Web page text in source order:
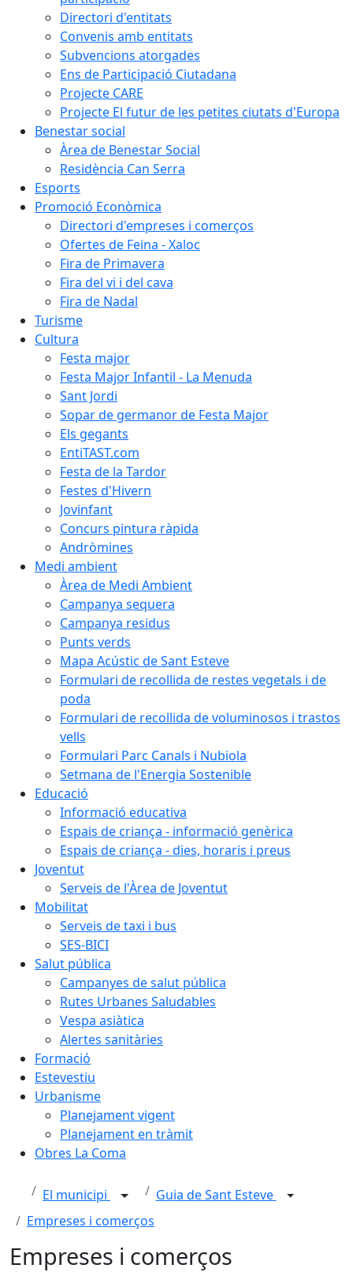
Directori d'entitats
Convenis amb entitats
Subvencions atorgades
Ens de Participació Ciutadana
Projecte CARE
Projecte El futur de les petites ciutats d'Europa
Benestar social
Àrea de Benestar Social
Residència Can Serra
Esports
Promoció Econòmica
Directori d'empreses i comerços
Ofertes de Feina - Xaloc
Fira de Primavera
Fira del vi i del cava
Fira de Nadal
Turisme
Cultura
Festa major
Festa Major Infantil - La Menuda
Sant Jordi
Sopar de germanor de Festa Major
Els gegants
EntiTAST.com
Festa de la Tardor
Festes d'Hivern
Jovinfant
Concurs pintura ràpida
Andròmines
Medi ambient
Àrea de Medi Ambient
Campanya sequera
Campanya residus
Punts verds
Mapa Acústic de Sant Esteve
Formulari de recollida de restes vegetals i de
poda
Formulari de recollida de voluminosos i trastos
vells
Formulari Parc Canals i Nubiola
Setmana de l'Energia Sostenible
Educació
Informació educativa
Espais de criança - informació genèrica
Espais de criança - dies, horaris i preus
Joventut
Serveis de l'Àrea de Joventut
Mobilitat
Serveis de taxi i bus
SES-BICI
Salut pública
Campanyes de salut pública
Rutes Urbanes Saludables
Vespa asiàtica
Alertes sanitàries
Formació
Estevestiu
Urbanisme
Planejament vigent
Planejament en tràmit
Obres La Coma
El municipi
Guia de Sant Esteve
Empreses i comerços
Empreses i comerços